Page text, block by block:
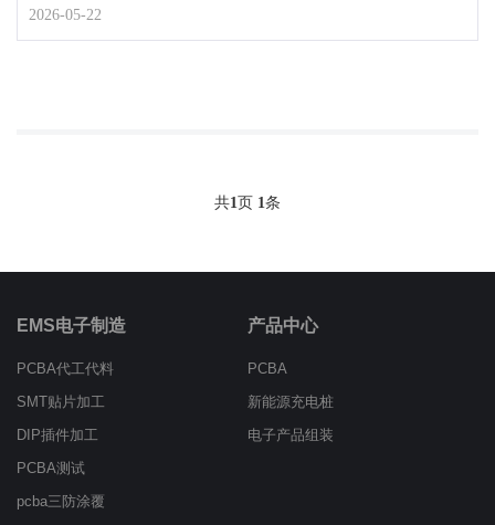
名称：...
2026-05-22
共1页 1条
EMS电子制造
PCBA代工代料
SMT贴片加工
DIP插件加工
PCBA测试
pcba三防涂覆
产品中心
PCBA
新能源充电桩
电子产品组装